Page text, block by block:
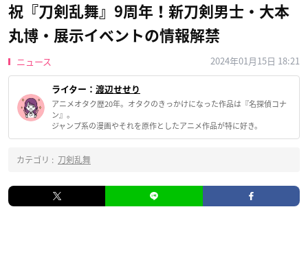
祝『刀剣乱舞』9周年！新刀剣男士・大本
丸博・展示イベントの情報解禁
ニュース 2024年01月15日 18:21
ライター： 渡辺せせり
アニメオタク歴20年。オタクのきっかけになった作品は『名探偵コナ
ン』。
ジャンプ系の漫画やそれを原作としたアニメ作品が特に好き。
カテゴリ : 刀剣乱舞